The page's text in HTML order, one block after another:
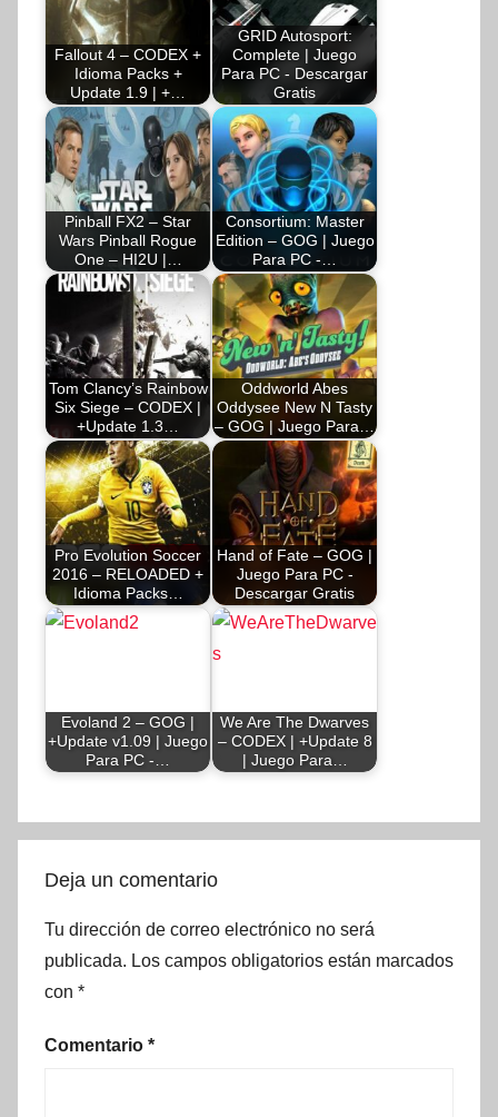
Fallout 4 – CODEX +
Idioma Packs +
Update 1.9 | +…
GRID Autosport:
Complete | Juego
Para PC - Descargar
Gratis
Pinball FX2 – Star
Wars Pinball Rogue
One – HI2U |…
Consortium: Master
Edition – GOG | Juego
Para PC -…
Tom Clancy’s Rainbow
Six Siege – CODEX |
+Update 1.3…
Oddworld Abes
Oddysee New N Tasty
– GOG | Juego Para…
Pro Evolution Soccer
2016 – RELOADED +
Idioma Packs…
Hand of Fate – GOG |
Juego Para PC -
Descargar Gratis
Evoland 2 – GOG |
+Update v1.09 | Juego
Para PC -…
We Are The Dwarves
– CODEX | +Update 8
| Juego Para…
Deja un comentario
Tu dirección de correo electrónico no será
publicada. Los campos obligatorios están marcados
con *
Comentario *